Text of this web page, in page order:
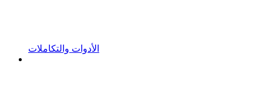
الأدوات والتكاملات